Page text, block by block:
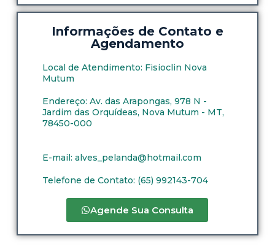
Informações de Contato e
Agendamento
Local de Atendimento: Fisioclin Nova
Mutum
Endereço: Av. das Arapongas, 978 N -
Jardim das Orquídeas, Nova Mutum - MT,
78450-000
E-mail: alves_pelanda@hotmail.com
Telefone de Contato: (65) 992143-704
Agende Sua Consulta